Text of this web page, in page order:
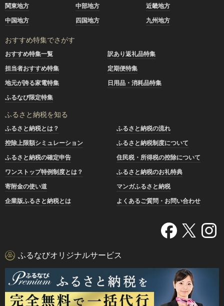
関東地方
中部地方
近畿地方
中国地方
四国地方 九州地方
おすすめ特集でさがす
おすすめ特集一覧
訳あり返礼品特集
担当者おすすめ特集
定期便特集
地元が誇る家電特集
日用品・消耗品特集
ふるなび限定特集
ふるさと納税を知る
ふるさと納税とは？
ふるさと納税の流れ
控除上限額シミュレーション
ふるさと納税制度について
ふるさと納税の確定申告
住民税・所得税の控除について
ワンストップ特例制度とは？
ふるさと納税のお礼特典
寄附金の使い道
マンガふるさと納税
企業版ふるさと納税とは
よくあるご質問・お問い合わせ
ふるなびオリジナルサービス